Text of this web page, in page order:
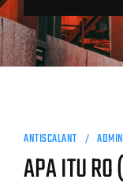
ANTISCALANT
APA ITU RO